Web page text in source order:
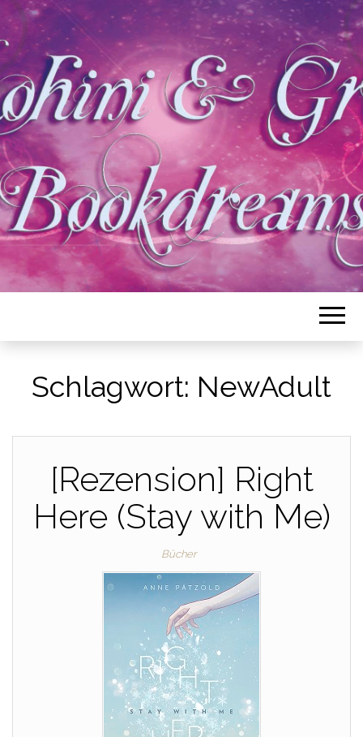
Schlagwort: NewAdult
[Rezension] Right
Here (Stay with Me)
Bücher